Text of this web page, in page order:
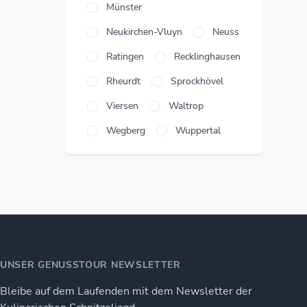
Münster
Neukirchen-Vluyn
Neuss
Ratingen
Recklinghausen
Rheurdt
Sprockhövel
Viersen
Waltrop
Wegberg
Wuppertal
UNSER GENUSSTOUR NEWSLETTER
Bleibe auf dem Laufenden mit dem Newsletter der